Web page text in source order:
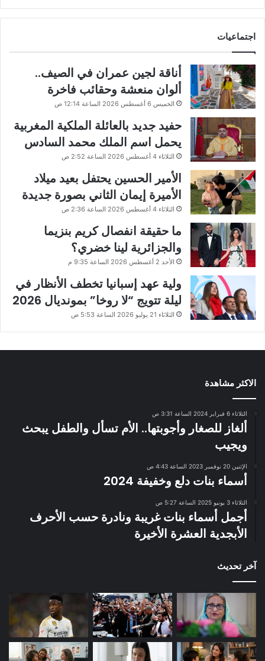
اجتماعيات
أناقة لجين عمران في الصيف..
ألوان منعشة وحقائب فاخرة
الخميس 6 أغسطس 2026 الساعة 12:14 ص
حفيد جديد بالعائلة الملكية المغربية
يحمل اسم الملك محمد السادس
الثلاثاء 4 أغسطس 2026 الساعة 2:52 ص
الأمير الحسين يحتفل بعيد ميلاد
الأميرة إيمان الثاني بصورة جديدة
الثلاثاء 4 أغسطس 2026 الساعة 2:36 ص
ما حقيقة انفصال كريم بنزيما
والجزائرية لينا خضري؟
الأحد 2 أغسطس 2026 الساعة 9:35 م
ولية عهد إسبانيا تخطف الأنظار في
ليلة تتويج “لا روخا” بمونديال 2026
الثلاثاء 21 يوليو 2026 الساعة 5:53 ص
الاكثر مشاهدة
الثلاثاء 6 فبراير 2024 الساعة 3:31 ص
ألغاز للصغار وأجوبتها.. الأم تسأل والطفل يبحث
ويجيب
الإثنين 20 نوفمبر 2023 الساعة 4:43 ص
أسماء بنات دلع وخفيفة 2024
الثلاثاء 3 يونيو 2025 الساعة 5:27 ص
أجمل أسماء بنات غريبة ونادرة حسب الأحرف
الأبجدية العشرة الأخيرة
آخر تحديث